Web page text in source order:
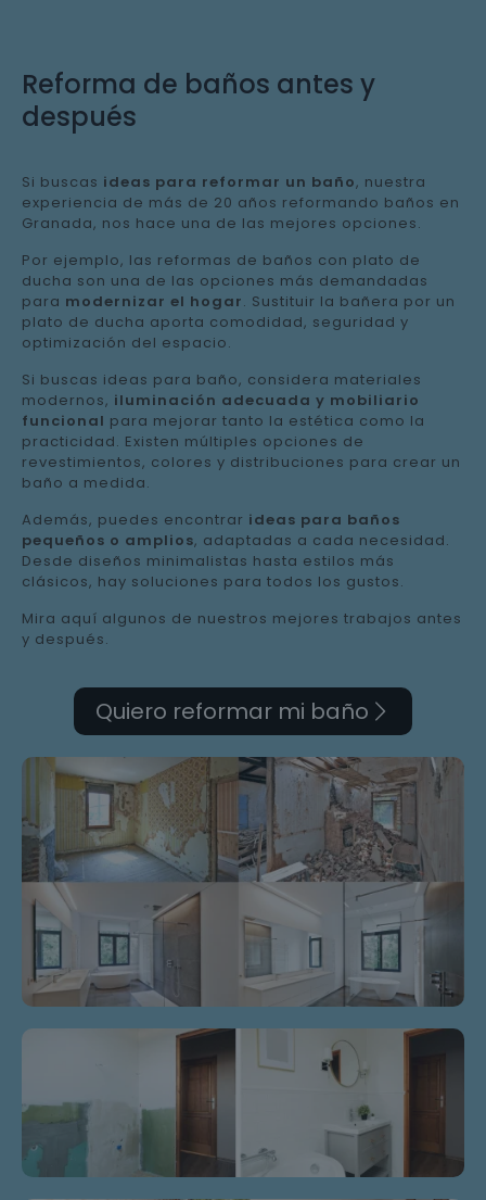
Reforma de baños antes y
después
Si buscas ideas para reformar un baño, nuestra
experiencia de más de 20 años reformando baños en
Granada, nos hace una de las mejores opciones.
Por ejemplo, las reformas de baños con plato de
ducha son una de las opciones más demandadas
para modernizar el hogar. Sustituir la bañera por un
plato de ducha aporta comodidad, seguridad y
optimización del espacio.
Si buscas ideas para baño, considera materiales
modernos, iluminación adecuada y mobiliario
funcional para mejorar tanto la estética como la
practicidad. Existen múltiples opciones de
revestimientos, colores y distribuciones para crear un
baño a medida.
Además, puedes encontrar ideas para baños
pequeños o amplios, adaptadas a cada necesidad.
Desde diseños minimalistas hasta estilos más
clásicos, hay soluciones para todos los gustos.
Mira aquí algunos de nuestros mejores trabajos antes
y después.
Quiero reformar mi baño